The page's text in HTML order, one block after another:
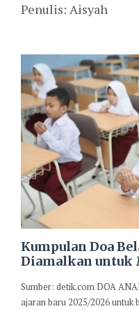
Penulis: Aisyah
Kumpulan Doa
Diamalkan untuk
Sumber: detik.com DOA
ajaran baru 2025/2026 untuk